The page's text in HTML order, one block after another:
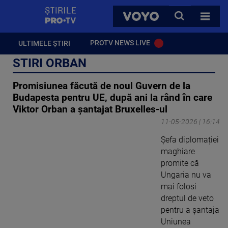
VOYO
CAUTA
TOATE
ULTIMELE ȘTIRI PROTV NEWS LIVE
STIRI ORBAN
Promisiunea făcută de noul Guvern de la
Budapesta pentru UE, după ani la rând în care
Viktor Orban a șantajat Bruxelles-ul
11-05-2026 | 16:14
Șefa diplomației
maghiare
promite că
Ungaria nu va
mai folosi
dreptul de veto
pentru a șantaja
Uniunea